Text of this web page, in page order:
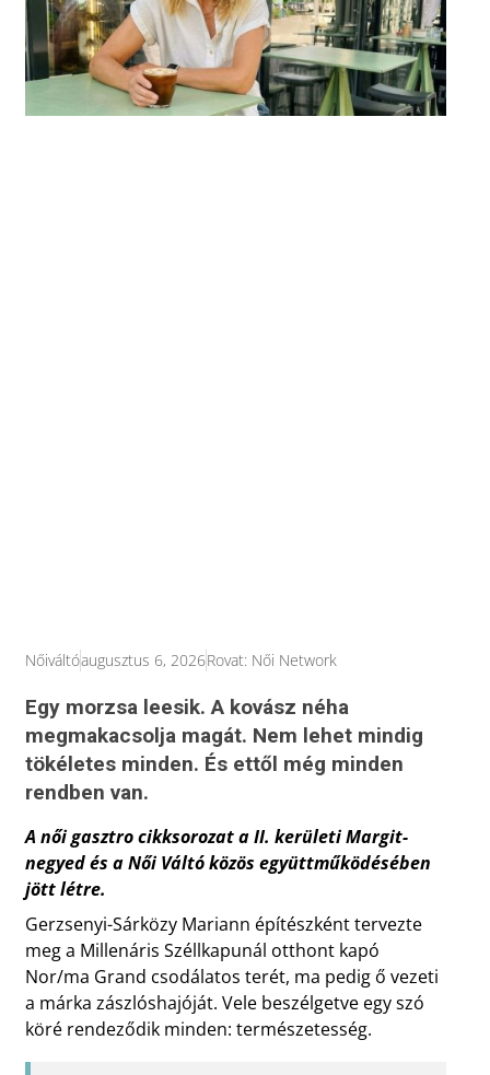
Nőiváltóaugusztus 6, 2026Rovat: Női Network
Egy morzsa leesik. A kovász néha
megmakacsolja magát. Nem lehet mindig
tökéletes minden. És ettől még minden
rendben van.
A női gasztro cikksorozat a II. kerületi Margit-
negyed és a Női Váltó közös együttműködésében
jött létre.
Gerzsenyi-Sárközy Mariann építészként tervezte
meg a Millenáris Széllkapunál otthont kapó
Nor/ma Grand csodálatos terét, ma pedig ő vezeti
a márka zászlóshajóját. Vele beszélgetve egy szó
köré rendeződik minden: természetesség.